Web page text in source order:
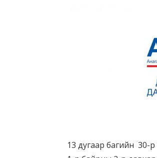
13 дугаар багийн